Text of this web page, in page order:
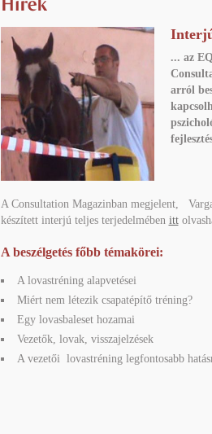
... az
arról
A Consultation Magazinban megjelent,
készített interjú teljes terjedelmében itt
A beszélgetés főbb témakörei:
A lovastréning alapvetései
Miért nem létezik csapatépítő tréning?
Egy lovasbaleset hozamai
Vezetők, lovak, visszajelzések
A vezetői lovastréning legfontosabb